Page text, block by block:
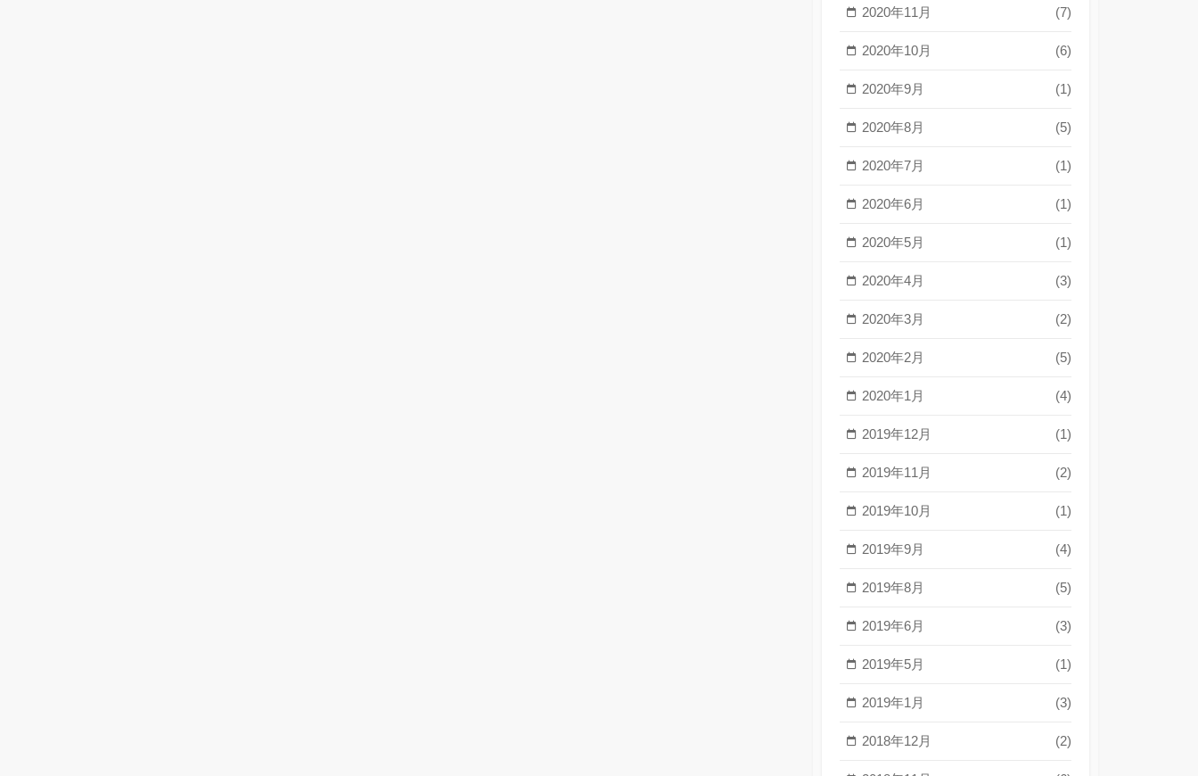
2020年11月 (7)
2020年10月 (6)
2020年9月 (1)
2020年8月 (5)
2020年7月 (1)
2020年6月 (1)
2020年5月 (1)
2020年4月 (3)
2020年3月 (2)
2020年2月 (5)
2020年1月 (4)
2019年12月 (1)
2019年11月 (2)
2019年10月 (1)
2019年9月 (4)
2019年8月 (5)
2019年6月 (3)
2019年5月 (1)
2019年1月 (3)
2018年12月 (2)